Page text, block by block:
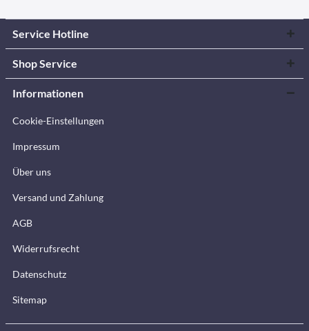
Service Hotline
Shop Service
Informationen
Cookie-Einstellungen
Impressum
Über uns
Versand und Zahlung
AGB
Widerrufsrecht
Datenschutz
Sitemap